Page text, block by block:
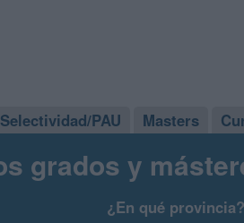
Selectividad/PAU Masters
grados y
¿En qué provincia?